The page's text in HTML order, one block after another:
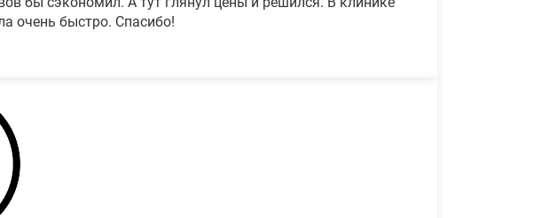
очень быстро. Спасибо!